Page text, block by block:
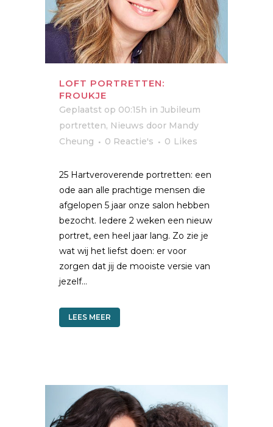
LOFT PORTRETTEN:
FROUKJE
Geplaatst op 00:15h in Jubileum
portretten, Nieuws door Mandy
Cheung
0 Reactie's 0 Likes
25 Hartveroverende portretten: een
ode aan alle prachtige mensen die
afgelopen 5 jaar onze salon hebben
bezocht. Iedere 2 weken een nieuw
portret, een heel jaar lang. Zo zie je
wat wij het liefst doen: er voor
zorgen dat jij de mooiste versie van
jezelf...
LEES MEER